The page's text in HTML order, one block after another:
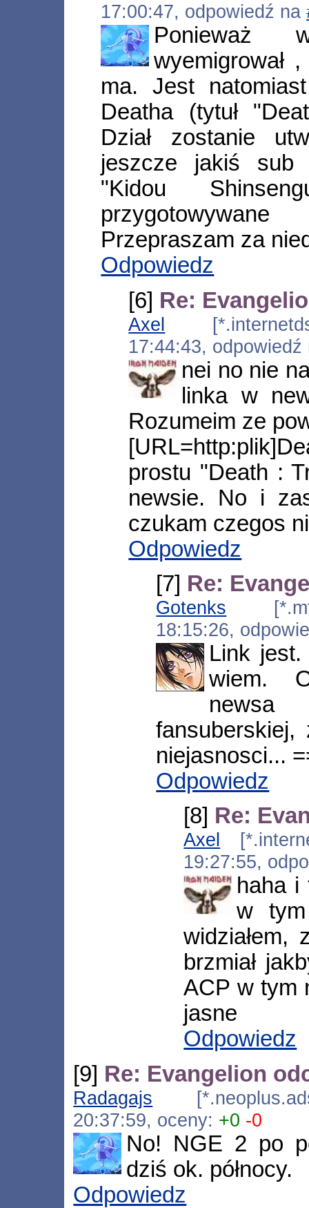
17:00:47, odpowiedź na
Ponieważ
wyemigrował
ma. Jest
Deatha (tytuł
Dział zostanie
jeszcze jakiś sub
"Kidou
Przepraszam za
Odpowiedz
[6] Re:
Axel
17:44:43,
nei no nie
linka w
Rozumeim ze
prostu "Death :
newsie. No i
czukam czegos
Odpowiedz
[7] Re:
Gotenks
18:15:26,
Link
wiem.
newsa
niejasnosci...
Odpowiedz
[8] Re:
Axel
19:27:55,
haha i
w
widziałem,
brzmiał
ACP w tym
jasne
Odpowiedz
[9] Re: Evangelion
Radagajs
20:37:59, oceny: +0 -0
No! NGE 2 po
dziś ok. północy.
Odpowiedz